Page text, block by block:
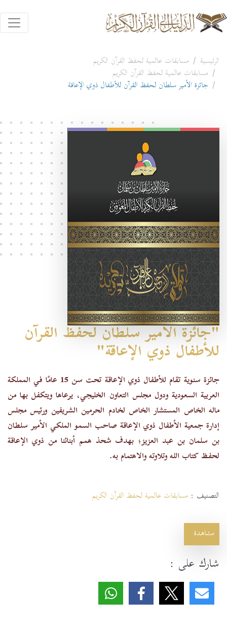
الرئيسية
مسابقات عالمية لحفظ القرآن الكريم
مسابقات عالمية لحفظ القرآن الكريم
جائزة الأمير سلطان لحفظ القرآن للأطفال ذوي الإعاقة
"جائزة الأمير سلطان لحفظ القرآن
للأطفال ذوي الإعاقة"
جائزة سنوية تقام للأطفال ذوي الإعاقة تحت سن 15 عامًا في المملكة
العربية السعودية ودول مجلس التعاون الخليجي، يرعاها ويتكفل بها من
ماله الخاص المستشار الخاص لخادم الحرمين الشريفين ورئيس مجلس
إدارة جمعية الأطفال ذوي الإعاقة صاحب السمو الملكي الأمير سلطان
بن سلمان بن عبد العزيز؛ بهدف شحذ همم أبنائنا من ذوي الإعاقة
لحفظ كتاب الله وتلاوته والاهتمام به.
التصنيف : مسابقات عالمية لحفظ القرآن الكريم
مشاهدة
شارك على :